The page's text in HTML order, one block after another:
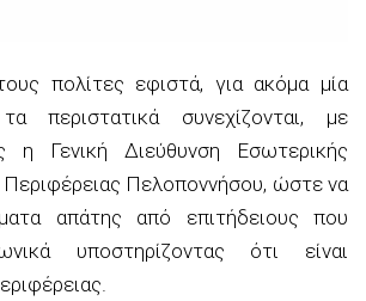
πολίτες εφιστά, για ακόμα μία
περιστατικά συνεχίζονται, με
η Γενική Διεύθυνση Εσωτερικής
Περιφέρειας Πελοποννήσου, ώστε να
απάτης από επιτήδειους που
υποστηρίζοντας ότι είναι